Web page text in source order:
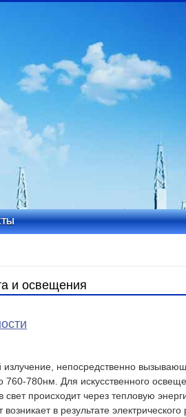
и освещения
излучение, непосредственно
760-780нм. Для искусственного
свет происходит через тепловую
в результате